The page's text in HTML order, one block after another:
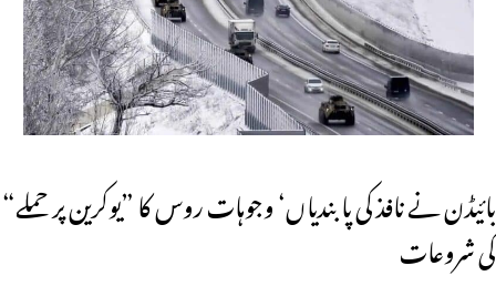
بائیڈن نے نافذ کی پابندیاں‘ وجوہات روس کا ”یوکرین پر حملے“
کی شروعات